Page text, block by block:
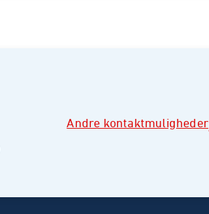
Andre kontaktmuligheder